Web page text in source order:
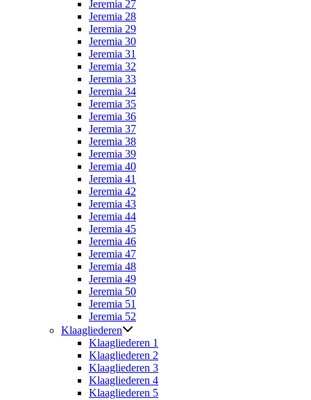
Jeremia 27
Jeremia 28
Jeremia 29
Jeremia 30
Jeremia 31
Jeremia 32
Jeremia 33
Jeremia 34
Jeremia 35
Jeremia 36
Jeremia 37
Jeremia 38
Jeremia 39
Jeremia 40
Jeremia 41
Jeremia 42
Jeremia 43
Jeremia 44
Jeremia 45
Jeremia 46
Jeremia 47
Jeremia 48
Jeremia 49
Jeremia 50
Jeremia 51
Jeremia 52
Klaagliederen
Klaagliederen 1
Klaagliederen 2
Klaagliederen 3
Klaagliederen 4
Klaagliederen 5